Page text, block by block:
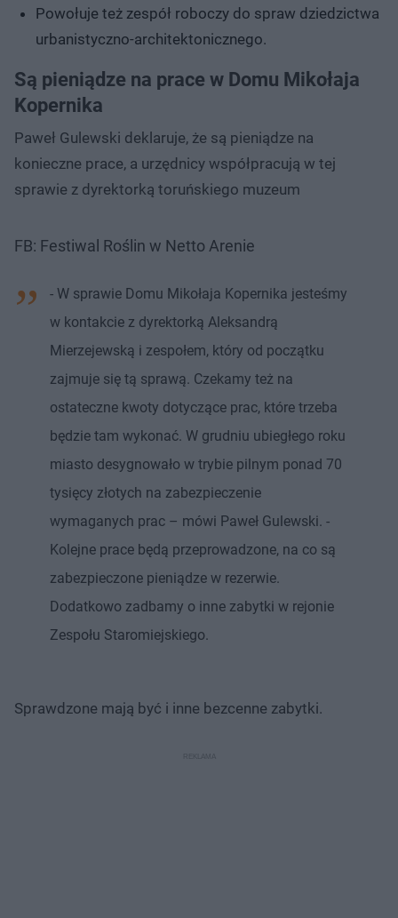
Powołuje też zespół roboczy do spraw dziedzictwa
urbanistyczno-architektonicznego.
Są pieniądze na prace w Domu Mikołaja
Kopernika
Paweł Gulewski deklaruje, że są pieniądze na
konieczne prace, a urzędnicy współpracują w tej
sprawie z dyrektorką toruńskiego muzeum
FB: Festiwal Roślin w Netto Arenie
- W sprawie Domu Mikołaja Kopernika jesteśmy
w kontakcie z dyrektorką Aleksandrą
Mierzejewską i zespołem, który od początku
zajmuje się tą sprawą. Czekamy też na
ostateczne kwoty dotyczące prac, które trzeba
będzie tam wykonać. W grudniu ubiegłego roku
miasto desygnowało w trybie pilnym ponad 70
tysięcy złotych na zabezpieczenie
wymaganych prac – mówi Paweł Gulewski. -
Kolejne prace będą przeprowadzone, na co są
zabezpieczone pieniądze w rezerwie.
Dodatkowo zadbamy o inne zabytki w rejonie
Zespołu Staromiejskiego.
Sprawdzone mają być i inne bezcenne zabytki.